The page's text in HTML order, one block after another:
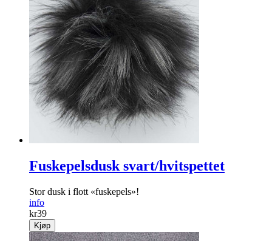
Fuskepelsdusk svart/hvitspettet
Stor dusk i flott «fuskepels»!
info
kr39
Kjøp